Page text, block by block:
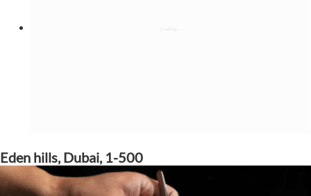
Eden hills, Dubai, 1-500